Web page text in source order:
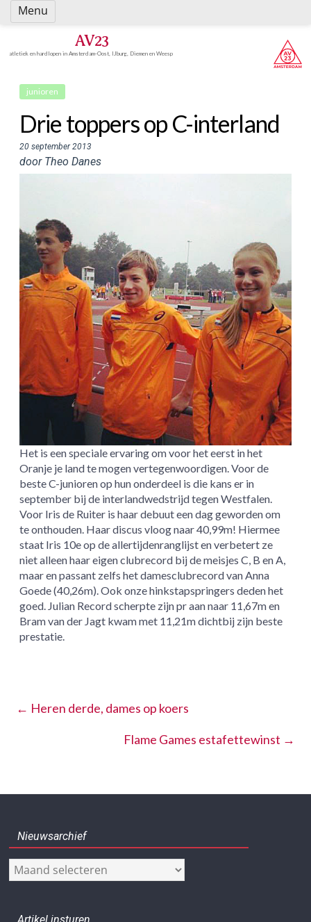
Spring
naar
AV23
atletiek en hardlopen in Amsterdam-Oost, IJburg, Diemen en Weesp
junioren
Drie toppers op C-interland
20 september 2013
door Theo Danes
Het is een speciale ervaring om voor het eerst in het
Oranje je land te mogen vertegenwoordigen. Voor de
beste C-junioren op hun onderdeel is die kans er in
september bij de interlandwedstrijd tegen Westfalen.
Voor Iris de Ruiter is haar debuut een dag geworden om
te onthouden. Haar discus vloog naar 40,99m! Hiermee
staat Iris 10e op de allertijdenranglijst en verbetert ze
niet alleen haar eigen clubrecord bij de meisjes C, B en A,
maar en passant zelfs het damesclubrecord van Anna
Goede (40,26m). Ook onze hinkstapspringers deden het
goed. Julian Record scherpte zijn pr aan naar 11,67m en
Bram van der Jagt kwam met 11,21m dichtbij zijn beste
prestatie.
← Heren derde, dames op koers
Flame Games estafettewinst →
Nieuwsarchief
Nieuwsarchief
Menu